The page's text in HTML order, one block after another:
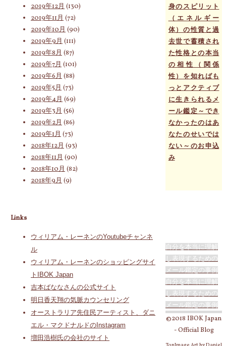
身のスピリット
（エネルギー
体）の性質と過
去世で蓄積され
た性格との本当
の相性（関係
性）を知ればも
っとアクティブ
に生きられるメ
ール鑑定～でき
なかったのはあ
なたのせいでは
ない～のお申込
み
2019年12月 (130)
2019年11月 (72)
2019年10月 (90)
2019年9月 (111)
2019年8月 (87)
2019年7月 (101)
2019年6月 (88)
2019年5月 (73)
2019年4月 (69)
2019年3月 (56)
2019年2月 (86)
2019年1月 (73)
2018年12月 (93)
2018年11月 (90)
2018年10月 (82)
2018年9月 (9)
Links
ウィリアム・レーネンのYoutubeチャンネ
ル
ウィリアム・レーネンのショッピングサイ
トIBOK Japan
吉本ばななさんの公式サイト
明日香天翔の気脈カウンセリング
オーストラリア先住民アーティスト、ダニ
エル・マクドナルドのInstagram
増田浩樹氏の会社のサイト
自分を本当に理解
し表現するための
メール鑑定の事例
自分を本当に理解
し表現するための
メール鑑定の事例
©2018 IBOK Japan
- Official Blog